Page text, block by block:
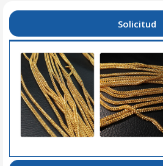
Solicitud